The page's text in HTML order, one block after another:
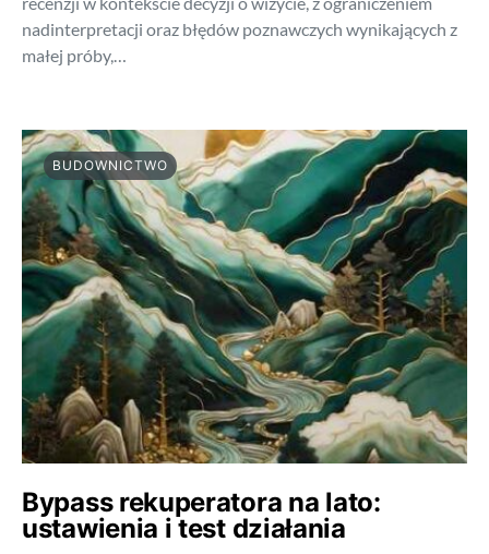
nadinterpretacji oraz błędów poznawczych wynikających z
małej próby,…
BUDOWNICTWO
Bypass rekuperatora na lato:
ustawienia i test działania